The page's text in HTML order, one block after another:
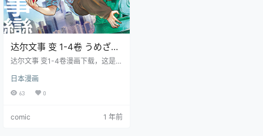
达尔文事 变 1-4卷 うめざわ
しゅん 漫画百度网盘下载
达尔文事 变1-4卷漫画下载，这是一
类和兽人之间存在矛盾和利益冲
突，政府、民间团体和个人势力交
日本漫画
63 0
comic 1 年前